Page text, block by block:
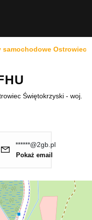
samochodowe Ostrowiec
Świętokrzyski - woj.
******@2gb.pl
Pokaż email